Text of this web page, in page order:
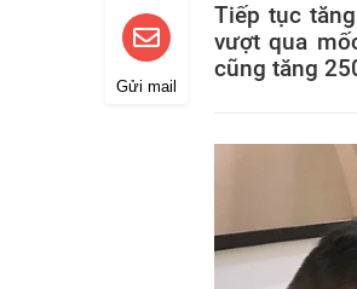
Gửi mail
Tiếp tục
vượt qua
cũng tăng